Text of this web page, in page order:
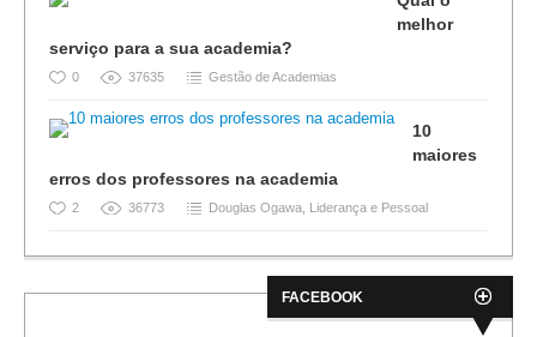
melhor
serviço para a sua academia?
0 37635 Gestão de Academias
10
maiores
erros dos professores na academia
2 36773 Douglas Ogawa Liderança e Pessoal
FACEBOOK